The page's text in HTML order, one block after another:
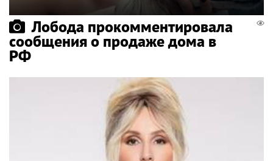
Лобода прокомментировала
сообщения о продаже дома в
РФ